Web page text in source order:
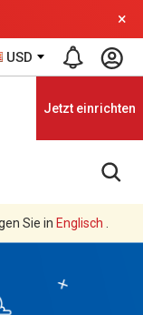
×
USD
Jetzt einrichten
Sie in Englisch .